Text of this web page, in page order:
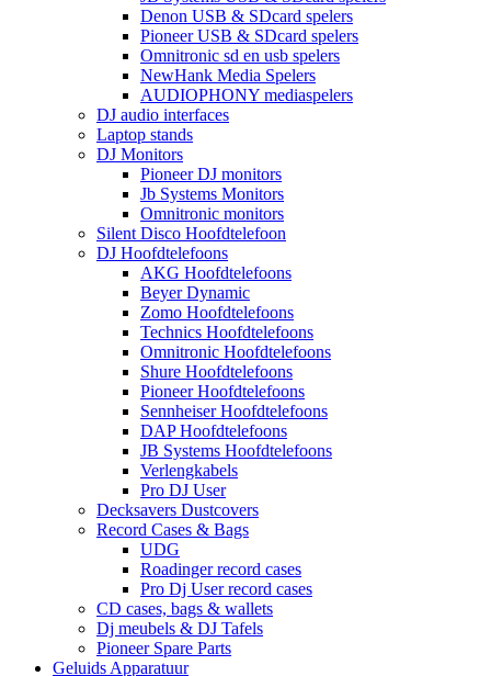
Denon USB & SDcard spelers
Pioneer USB & SDcard spelers
Omnitronic sd en usb spelers
NewHank Media Spelers
AUDIOPHONY mediaspelers
DJ audio interfaces
Laptop stands
DJ Monitors
Pioneer DJ monitors
Jb Systems Monitors
Omnitronic monitors
Silent Disco Hoofdtelefoon
DJ Hoofdtelefoons
AKG Hoofdtelefoons
Beyer Dynamic
Zomo Hoofdtelefoons
Technics Hoofdtelefoons
Omnitronic Hoofdtelefoons
Shure Hoofdtelefoons
Pioneer Hoofdtelefoons
Sennheiser Hoofdtelefoons
DAP Hoofdtelefoons
JB Systems Hoofdtelefoons
Verlengkabels
Pro DJ User
Decksavers Dustcovers
Record Cases & Bags
UDG
Roadinger record cases
Pro Dj User record cases
CD cases, bags & wallets
Dj meubels & DJ Tafels
Pioneer Spare Parts
Geluids Apparatuur